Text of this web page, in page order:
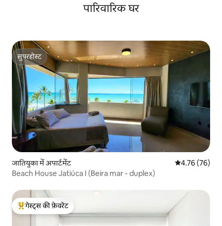
पारिवारिक घर
सुपरहोस्ट
सुपरहोस्ट
जातियुका में अपार्टमेंट औसत रेटिंग 5 में
4.76 (76)
Beach House Jatiúca I (Beira mar - duplex)
गेस्ट्स का टॉप फ़ेवरेट
गेस्ट्स की फ़ेवरेट